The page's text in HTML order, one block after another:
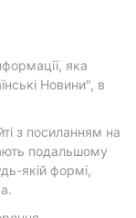
яка
Новини", в
з посиланням на
подальшому
якій формі,